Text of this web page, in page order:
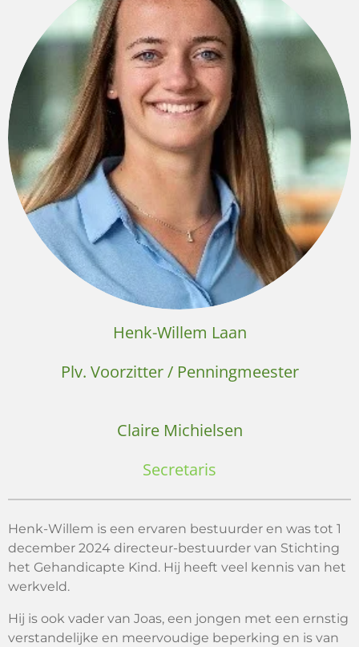
Henk-Willem Laan
Plv. Voorzitter / Penningmeester
Claire Michielsen
Secretaris
Henk-Willem is een ervaren bestuurder en was tot 1
december 2024 directeur-bestuurder van Stichting
het Gehandicapte Kind. Hij heeft veel kennis van het
werkveld.
Hij is ook vader van Joas, een jongen met een ernstig
verstandelijke en meervoudige beperking en is van